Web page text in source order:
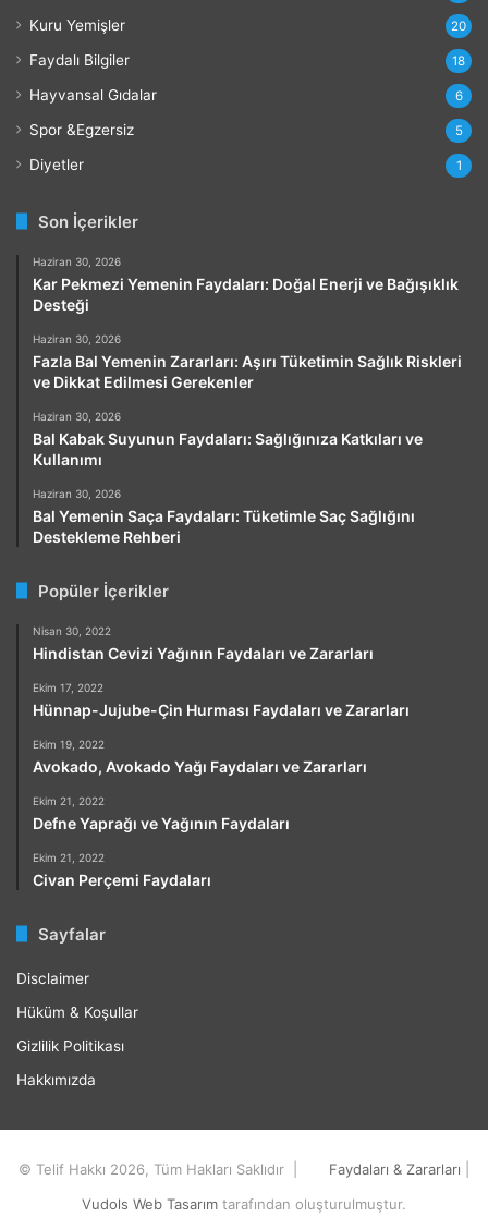
Kuru Yemişler 20
Faydalı Bilgiler 18
Hayvansal Gıdalar 6
Spor &Egzersiz 5
Diyetler 1
Son İçerikler
Haziran 30, 2026
Kar Pekmezi Yemenin Faydaları: Doğal Enerji ve Bağışıklık
Desteği
Haziran 30, 2026
Fazla Bal Yemenin Zararları: Aşırı Tüketimin Sağlık Riskleri
ve Dikkat Edilmesi Gerekenler
Haziran 30, 2026
Bal Kabak Suyunun Faydaları: Sağlığınıza Katkıları ve
Kullanımı
Haziran 30, 2026
Bal Yemenin Saça Faydaları: Tüketimle Saç Sağlığını
Destekleme Rehberi
Popüler İçerikler
Nisan 30, 2022
Hindistan Cevizi Yağının Faydaları ve Zararları
Ekim 17, 2022
Hünnap-Jujube-Çin Hurması Faydaları ve Zararları
Ekim 19, 2022
Avokado, Avokado Yağı Faydaları ve Zararları
Ekim 21, 2022
Defne Yaprağı ve Yağının Faydaları
Ekim 21, 2022
Civan Perçemi Faydaları
Sayfalar
Disclaimer
Hüküm & Koşullar
Gizlilik Politikası
Hakkımızda
© Telif Hakkı 2026, Tüm Hakları Saklıdır | Faydaları & Zararları
Vudols Web Tasarım tarafından oluşturulmuştur.